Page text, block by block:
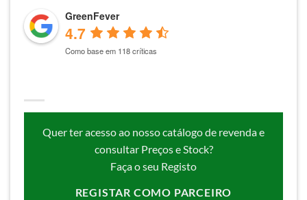
GreenFever
4.7
Como base em 118 críticas
Quer ter acesso ao nosso catálogo de revenda e
consultar Preços e Stock?
Faça o seu Registo
REGISTAR COMO PARCEIRO